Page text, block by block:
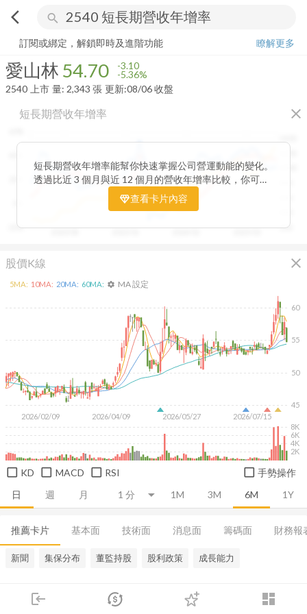
arrow_back_ios search
login dashboard
市場 登入
愛山林 54.70 -5.36%
訂閱或綁定，解鎖即時及進階功能
瞭解更多
愛山林 54.70 -3.10
-5.36%
2540 上市 量: 2,343 張 更新:08/06 收盤
短長期營收年增率 close
200
-20%
短長期營收年增率能幫你快速掌握公司營運動能的變化。
透過比近 3 個月與近 12 個月的營收年增率比較，你可以
一眼看出短期成長是否延續長期趨勢。當短期營收增速開
始超越長期平均，往往代表公司業績正加速向上；反之，
查看卡片內容
股價K線 close
日 週 月 1M 3M 6M 1Y
2026/02/09 2026/04/09 2026/05/27 2026/07/15
45
50
55
60
2K
4K
6K
8K
5MA: 10MA: 20MA: 60MA: settings MA 設定
KD MACD RSI 手勢操作
推薦卡片 基本面 技術面 消息面 籌碼面 財務報
新聞 集保分布 董監持股 股利政策 成長能力